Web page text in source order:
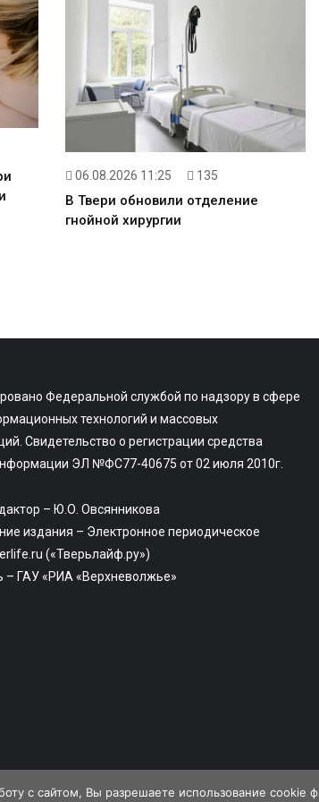
06.08.2026 11:25 135
В Твери обновили отделение
гнойной хирургии
Федеральной службой по надзору в сфере
технологий и массовых
Свидетельство о регистрации средства
ЭЛ №ФС77-40675 от 02 июля 2010г.
– Ю.О. Овсянникова
издания – Электронное периодическое
(«Тверьлайф.ру»)
– ГАУ «РИА «Верхневолжье»
с сайтом, Вы разрешаете использование cookie